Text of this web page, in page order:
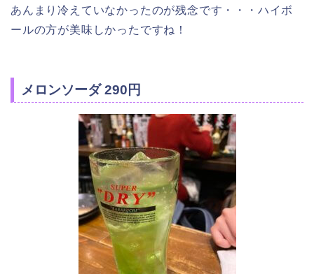
あんまり冷えていなかったのが残念です・・・ハイボ
ールの方が美味しかったですね！
メロンソーダ 290円